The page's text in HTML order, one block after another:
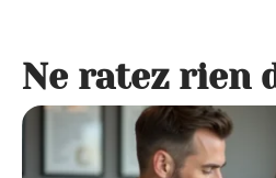
Ne ratez rien